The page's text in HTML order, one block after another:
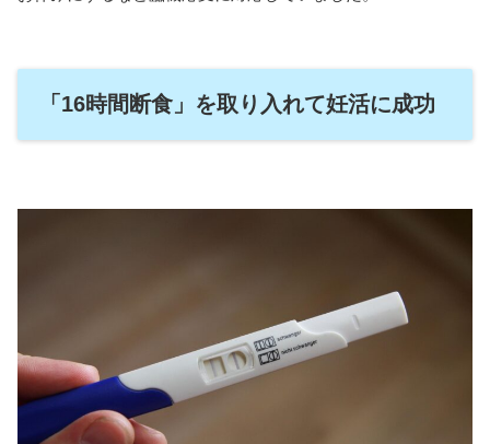
「16時間断食」を取り入れて妊活に成功